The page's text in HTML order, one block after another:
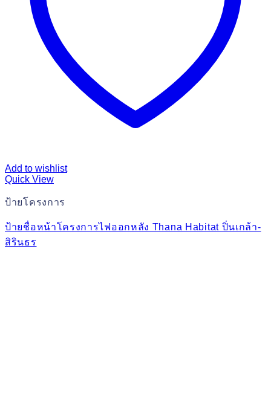
Add to wishlist
Quick View
ป้ายโครงการ
ป้ายชื่อหน้าโครงการไฟออกหลัง Thana Habitat ปิ่นเกล้า-
สิรินธร